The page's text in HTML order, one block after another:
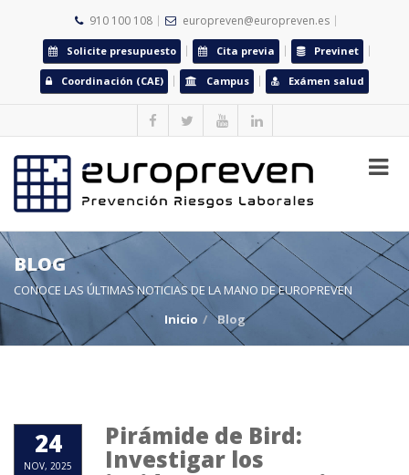
910 100 108 europreven@europreven.es
Solicite presupuesto Cita previa Previnet
Coordinación (CAE) Campus Exámen salud
BLOG
CONOCE LAS ÚLTIMAS NOTICIAS DE LA MANO DE EUROPREVEN
Inicio
Blog
24
NOV, 2025
Pirámide de Bird:
Investigar los